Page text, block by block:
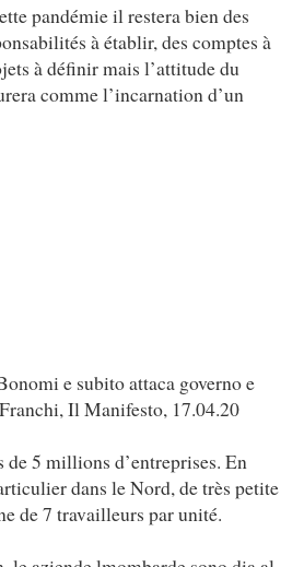
pandémie il restera bien des
à établir, des comptes à
à définir mais l’attitude du
comme l’incarnation d’un
e subito attaca governo e
Il Manifesto, 17.04.20
5 millions d’entreprises. En
dans le Nord, de très petite
de 7 travailleurs par unité.